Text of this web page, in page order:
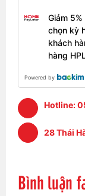
Touchpad
cho phản hồi
lớn. Bản
10 x 5,5 cm,
nhẵn. Nhìn
dụng, phản
chóng, chính
Giảm
chọn kỳ
khách
hàng HPL
Powered by
Hotline:
28 Thái
Bình luận